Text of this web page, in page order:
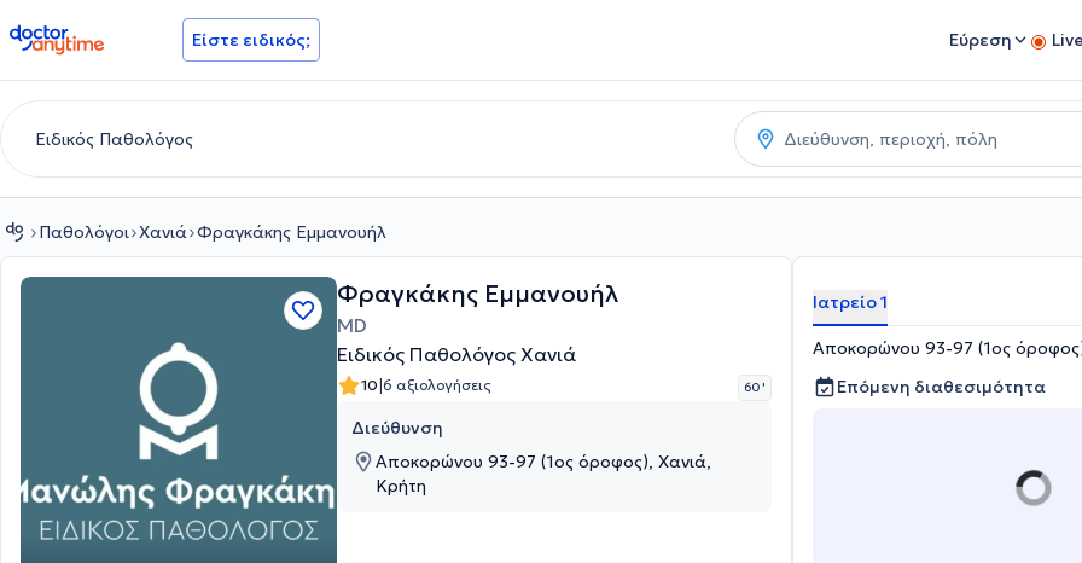
doctoranytime Είστε ειδικός; Εύρεση
Παθολόγοι Χανιά Φραγκάκης Εμμανουήλ
Φραγκάκης Εμμανουήλ
MD
Ειδικός Παθολόγος Χανιά
10|6 αξιολογήσεις 60 '
Διεύθυνση
Αποκορώνου 93-97 (1ος όροφος), Χανιά,
Κρήτη
Ιατρείο 1
Αποκορώνου 93-97 (1ος
Επόμενη διαθεσιμότητα